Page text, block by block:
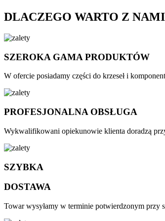
DLACZEGO WARTO Z
SZEROKA GAMA PRODUKTÓW
W ofercie posiadamy części do krzeseł i
PROFESJONALNA OBSŁUGA
Wykwalifikowani opiekunowie klienta doradzą
SZYBKA
DOSTAWA
Towar wysyłamy w terminie potwierdzonym przy